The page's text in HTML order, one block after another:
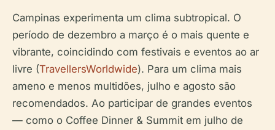
Campinas experimenta um clima subtropical. O
período de dezembro a março é o mais quente e
vibrante, coincidindo com festivais e eventos ao ar
livre (TravellersWorldwide). Para um clima mais
ameno e menos multidões, julho e agosto são
recomendados. Ao participar de grandes eventos
— como o Coffee Dinner & Summit em julho de